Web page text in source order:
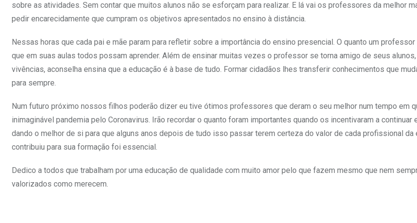
sobre as atividades. Sem contar que muitos alunos não se esforçam para realizar. E lá vai os professores da melhor
pedir encarecidamente que cumpram os objetivos apresentados no ensino à distância.
Nessas horas que cada pai e mãe param para refletir sobre a importância do ensino presencial. O quanto um
que em suas aulas todos possam aprender. Além de ensinar muitas vezes o professor se torna amigo de seus
vivências, aconselha ensina que a educação é à base de tudo. Formar cidadãos lhes transferir conhecimentos que
para sempre.
Num futuro próximo nossos filhos poderão dizer eu tive ótimos professores que deram o seu melhor num tempo em
inimaginável pandemia pelo Coronavirus. Irão recordar o quanto foram importantes quando os incentivaram a continuar
dando o melhor de si para que alguns anos depois de tudo isso passar terem certeza do valor de cada profissional da
contribuiu para sua formação foi essencial.
Dedico a todos que trabalham por uma educação de qualidade com muito amor pelo que fazem mesmo que nem
valorizados como merecem.